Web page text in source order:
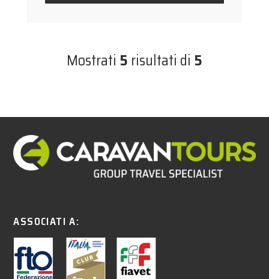
Mostrati 5 risultati di 5
ASSOCIATI A: